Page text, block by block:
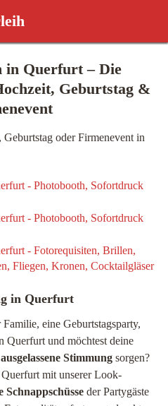
in Querfurt – Die
Geburtstag &
in Querfurt
eine Geburtstagsparty,
Querfurt und möchtest deine
ausgelassene Stimmung sorgen?
mit unserer Look-
Schnappschüsse der Partygäste